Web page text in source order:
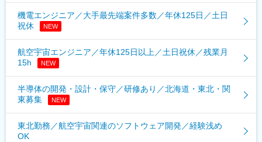
機電エンジニア／大手最先端案件多数／年休125日／土日
祝休
NEW
航空宇宙エンジニア／年休125日以上／土日祝休／残業月
15h
NEW
半導体の開発・設計・保守／研修あり／北海道・東北・関
東募集
NEW
東北勤務／航空宇宙関連のソフトウェア開発／経験浅め
OK